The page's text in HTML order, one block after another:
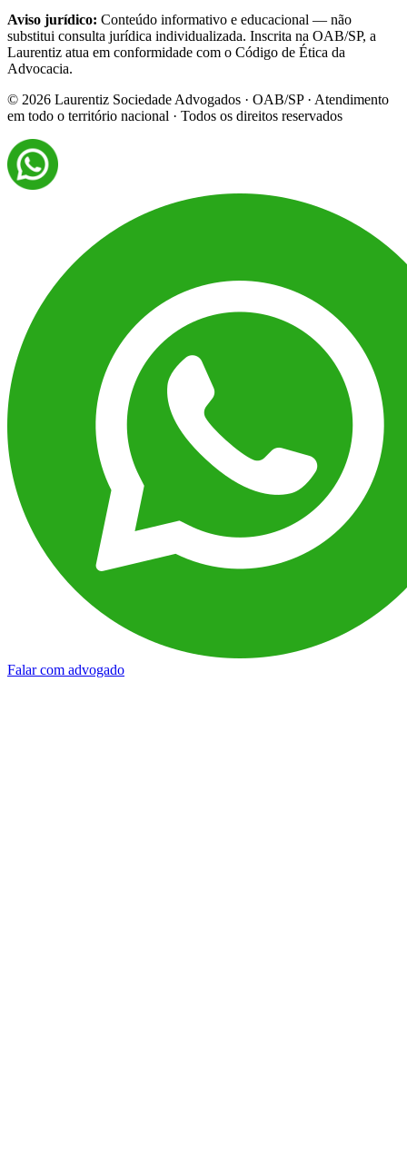
Aviso jurídico: Conteúdo informativo e educacional — não
substitui consulta jurídica individualizada. Inscrita na OAB/SP, a
Laurentiz atua em conformidade com o Código de Ética da
Advocacia.
© 2026 Laurentiz Sociedade Advogados · OAB/SP · Atendimento
em todo o território nacional · Todos os direitos reservados
Falar com advogado